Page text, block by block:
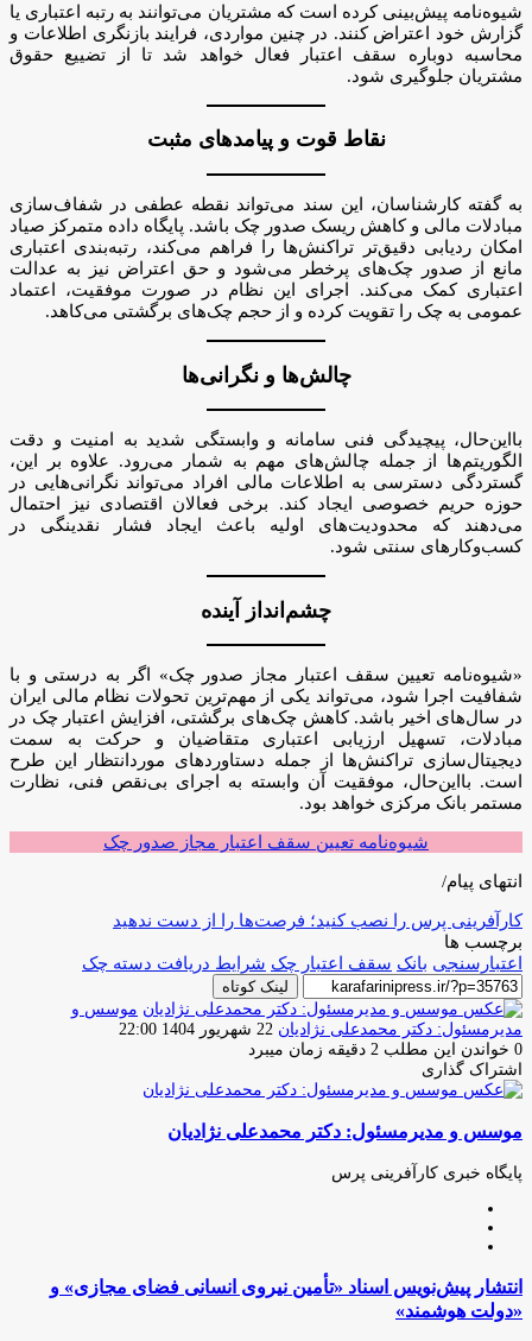
شیوه‌نامه پیش‌بینی کرده است که مشتریان می‌توانند به رتبه اعتباری یا
گزارش خود اعتراض کنند. در چنین مواردی، فرایند بازنگری اطلاعات و
محاسبه دوباره سقف اعتبار فعال خواهد شد تا از تضییع حقوق
مشتریان جلوگیری شود.
نقاط قوت و پیامدهای مثبت
به گفته کارشناسان، این سند می‌تواند نقطه عطفی در شفاف‌سازی
مبادلات مالی و کاهش ریسک صدور چک باشد. پایگاه داده متمرکز صیاد
امکان ردیابی دقیق‌تر تراکنش‌ها را فراهم می‌کند، رتبه‌بندی اعتباری
مانع از صدور چک‌های پرخطر می‌شود و حق اعتراض نیز به عدالت
اعتباری کمک می‌کند. اجرای این نظام در صورت موفقیت، اعتماد
عمومی به چک را تقویت کرده و از حجم چک‌های برگشتی می‌کاهد.
چالش‌ها و نگرانی‌ها
بااین‌حال، پیچیدگی فنی سامانه و وابستگی شدید به امنیت و دقت
الگوریتم‌ها از جمله چالش‌های مهم به شمار می‌رود. علاوه بر این،
گستردگی دسترسی به اطلاعات مالی افراد می‌تواند نگرانی‌هایی در
حوزه حریم خصوصی ایجاد کند. برخی فعالان اقتصادی نیز احتمال
می‌دهند که محدودیت‌های اولیه باعث ایجاد فشار نقدینگی در
کسب‌وکارهای سنتی شود.
چشم‌انداز آینده
«شیوه‌نامه تعیین سقف اعتبار مجاز صدور چک» اگر به درستی و با
شفافیت اجرا شود، می‌تواند یکی از مهم‌ترین تحولات نظام مالی ایران
در سال‌های اخیر باشد. کاهش چک‌های برگشتی، افزایش اعتبار چک در
مبادلات، تسهیل ارزیابی اعتباری متقاضیان و حرکت به سمت
دیجیتال‌سازی تراکنش‌ها از جمله دستاوردهای موردانتظار این طرح
است. بااین‌حال، موفقیت آن وابسته به اجرای بی‌نقص فنی، نظارت
مستمر بانک مرکزی خواهد بود.
شیوه‌نامه تعیین سقف اعتبار مجاز صدور چک
انتهای پیام/
کارآفرینی پرس را نصب کنید؛ فرصت‌ها را از دست ندهید
برچسب ها
اعتبارسنجی بانک سقف اعتبار چک شرایط دریافت دسته چک
لینک کوتاه
موسس و
مدیرمسئول: دکتر محمدعلی نژادیان ارسال
ایمیل
22 شهریور 1404 22:00
0 خواندن این مطلب 2 دقیقه زمان میبرد
اشتراک گذاری
فیس
توئیتر
لینکدین
واتس
تلگرام
اشتراک
از
ایمیل
چاپ
موسس و مدیرمسئول: دکتر محمدعلی نژادیان
پایگاه خبری کارآفرینی پرس
انتشار
پیش‌نویس
اسناد
انتشار پیش‌نویس اسناد «تأمین نیروی انسانی فضای مجازی» و
«دولت هوشمند»